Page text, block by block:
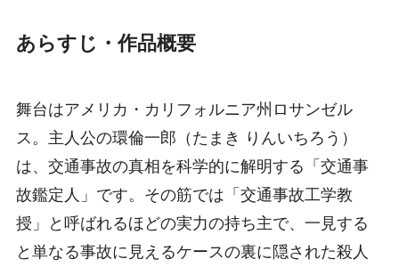
あらすじ・作品概要
舞台はアメリカ・カリフォルニア州ロサンゼル
ス。主人公の環倫一郎（たまき りんいちろう）
は、交通事故の真相を科学的に解明する「交通事
故鑑定人」です。その筋では「交通事故工学教
授」と呼ばれるほどの実力の持ち主で、一見する
と単なる事故に見えるケースの裏に隠された殺人